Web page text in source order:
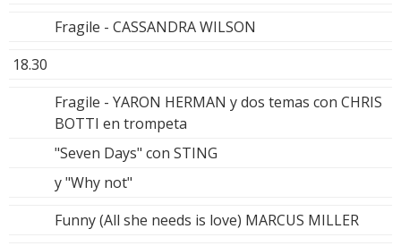
Fragile - CASSANDRA WILSON
18.30
Fragile - YARON HERMAN y dos temas con CHRIS
BOTTI en trompeta
"Seven Days" con STING
y "Why not"
Funny (All she needs is love) MARCUS MILLER